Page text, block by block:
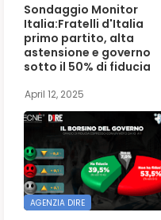
Sondaggio Monitor
Italia:Fratelli d'Italia
primo partito, alta
astensione e governo
sotto il 50% di fiducia
April 12, 2025
AGENZIA DIRE